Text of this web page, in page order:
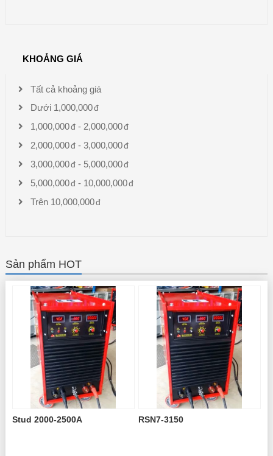
KHOẢNG GIÁ
Tất cả khoảng giá
Dưới 1,000,000
1,000,000 - 2,000,000
2,000,000 - 3,000,000
3,000,000 - 5,000,000
5,000,000 - 10,000,000
Trên 10,000,000
Sản phẩm HOT
Stud 2000-2500A RSN7-3150